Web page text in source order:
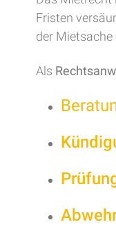
Fristen
der Mietsache
Als